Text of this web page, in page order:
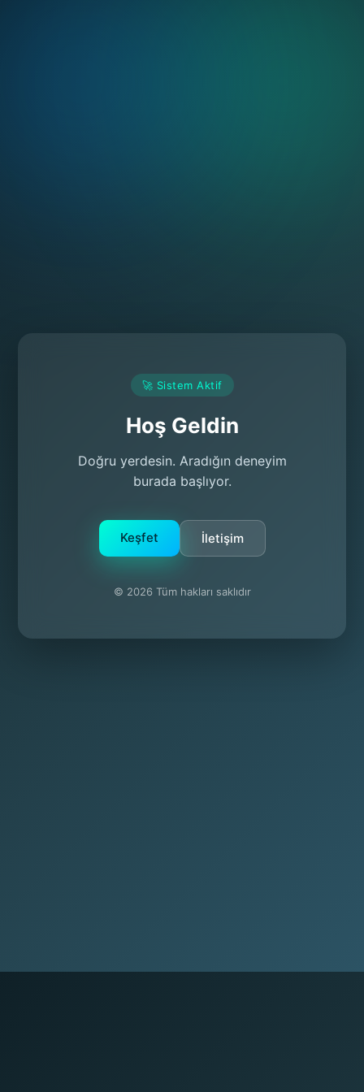
🚀 Sistem Aktif
Hoş Geldin
Doğru yerdesin. Aradığın deneyim
burada başlıyor.
Keşfet İletişim
© 2026 Tüm hakları saklıdır